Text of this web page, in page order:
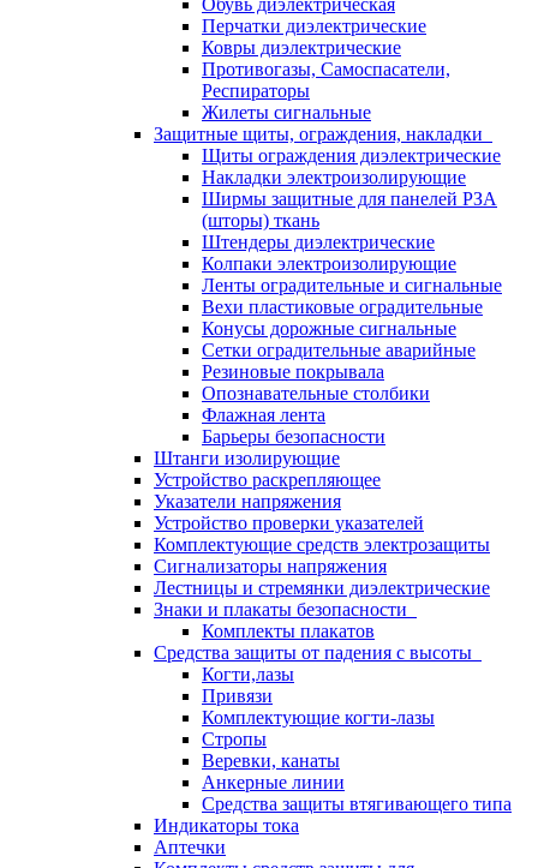
Обувь диэлектрическая
Перчатки диэлектрические
Ковры диэлектрические
Противогазы, Самоспасатели,
Респираторы
Жилеты сигнальные
Защитные щиты, ограждения, накладки
Щиты ограждения диэлектрические
Накладки электроизолирующие
Ширмы защитные для панелей РЗА
(шторы) ткань
Штендеры диэлектрические
Колпаки электроизолирующие
Ленты оградительные и сигнальные
Вехи пластиковые оградительные
Конусы дорожные сигнальные
Сетки оградительные аварийные
Резиновые покрывала
Опознавательные столбики
Флажная лента
Барьеры безопасности
Штанги изолирующие
Устройство раскрепляющее
Указатели напряжения
Устройство проверки указателей
Комплектующие средств электрозащиты
Сигнализаторы напряжения
Лестницы и стремянки диэлектрические
Знаки и плакаты безопасности
Комплекты плакатов
Средства защиты от падения с высоты
Когти,лазы
Привязи
Комплектующие когти-лазы
Стропы
Веревки, канаты
Анкерные линии
Средства защиты втягивающего типа
Индикаторы тока
Аптечки